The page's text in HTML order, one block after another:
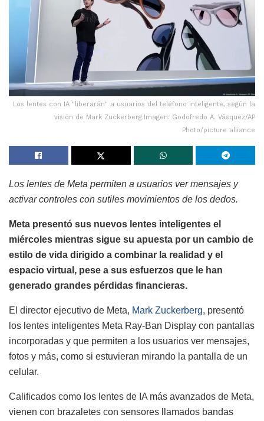
Los lentes con IA "liberarán" a usuarios del teléfono inteligente, según la
visión de Mark Zuckerberg.Imagen: Godofredo A. Vásquez/AP
Photo/picture alliance
Los lentes de Meta permiten a usuarios ver mensajes y
activar controles con sutiles movimientos de los dedos.
Meta presentó sus nuevos lentes inteligentes el
miércoles mientras sigue su apuesta por un cambio de
estilo de vida dirigido a combinar la realidad y el
espacio virtual, pese a sus esfuerzos que le han
generado grandes pérdidas financieras.
El director ejecutivo de Meta, Mark Zuckerberg, presentó
los lentes inteligentes Meta Ray-Ban Display con pantallas
incorporadas y que permiten a los usuarios ver mensajes,
fotos y más, como si estuvieran mirando la pantalla de un
celular.
Calificados como los lentes de IA más avanzados de Meta,
vienen con brazaletes con sensores llamados bandas